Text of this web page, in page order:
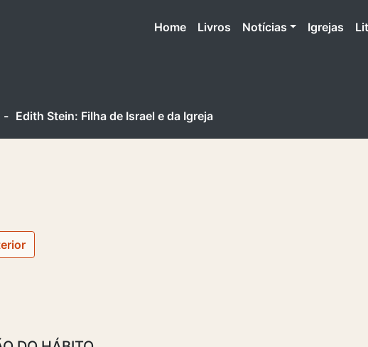
Home(atual)
Livros Notícias Igrejas
- Edith Stein: Filha de Israel e da Igreja